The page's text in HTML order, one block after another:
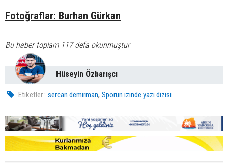
Fotoğraflar: Burhan Gürkan
Bu haber toplam 117 defa okunmuştur
Hüseyin Özbarışcı
Etiketler : sercan demirman,Sporun izinde yazı dizisi